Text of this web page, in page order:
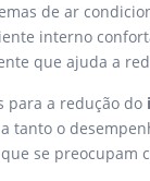
de ar
interno
que ajuda a
para a redução do
tanto o
se preocupam